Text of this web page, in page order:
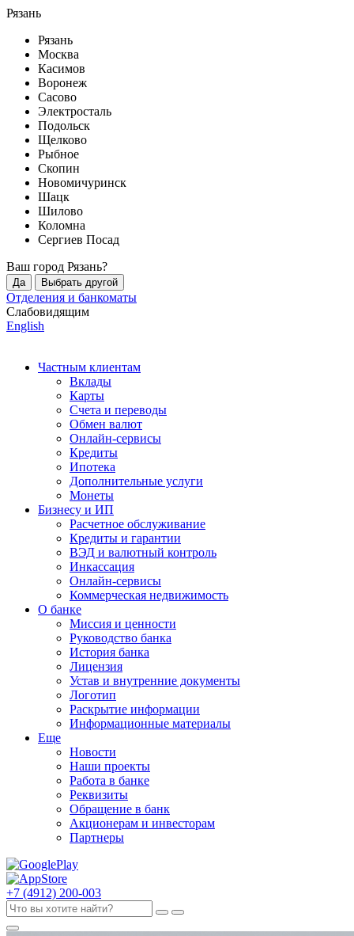
Рязань
Рязань
Москва
Касимов
Воронеж
Сасово
Электросталь
Подольск
Щелково
Рыбное
Скопин
Новомичуринск
Шацк
Шилово
Коломна
Сергиев Посад
Ваш город Рязань?
Да Выбрать другой
Отделения и банкоматы
Слабовидящим
English
Частным клиентам
Вклады
Карты
Счета и переводы
Обмен валют
Онлайн-сервисы
Кредиты
Ипотека
Дополнительные услуги
Монеты
Бизнесу и ИП
Расчетное обслуживание
Кредиты и гарантии
ВЭД и валютный контроль
Инкассация
Онлайн-сервисы
Коммерческая недвижимость
О банке
Миссия и ценности
Руководство банка
История банка
Лицензия
Устав и внутренние документы
Логотип
Раскрытие информации
Информационные материалы
Еще
Новости
Наши проекты
Работа в банке
Реквизиты
Обращение в банк
Акционерам и инвесторам
Партнеры
+7 (4912) 200-003